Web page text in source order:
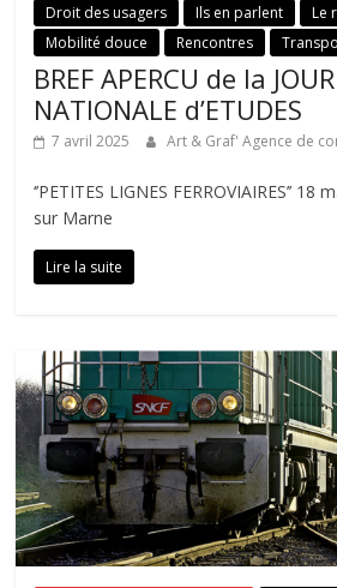
Droit des usagers Ils en parlent
Le
Mobilité douce
Rencontres
BREF APERCU de la
NATIONALE d’ETUDES
7 avril 2025 Art & Graf' Agence de
‘’PETITES LIGNES FERROVIAIRES’’
sur Marne
Lire la suite